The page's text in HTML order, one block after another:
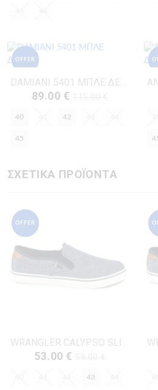
OFFER
DAMIANI 5401 ΜΠΛΕ ΔΕΡΜΑ
89.00 €
40 42
45
ΣΧΕΤΙΚΑ ΠΡΟΪΟΝΤΑ
OFFER
WRANGLER CALYPSO SLIP-ON-20261033 ΤΖΗΝ ΥΦΑΣΜΑ
53.00 €
43